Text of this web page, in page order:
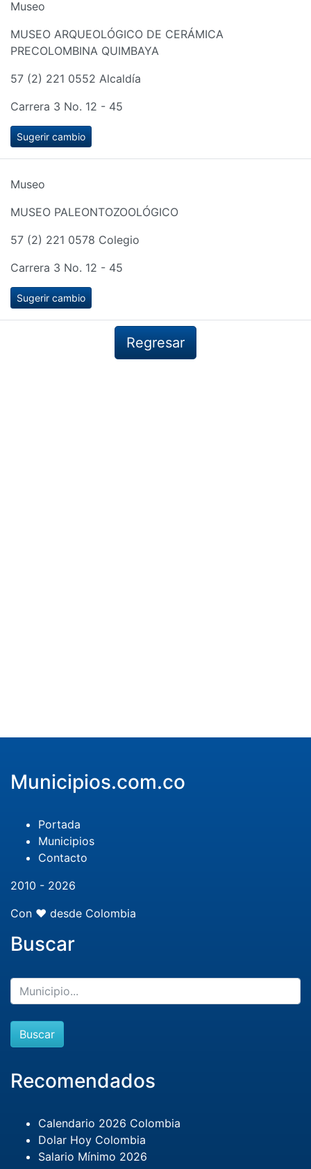
Museo
MUSEO ARQUEOLÓGICO DE CERÁMICA
PRECOLOMBINA QUIMBAYA
57 (2) 221 0552 Alcaldía
Carrera 3 No. 12 - 45
Sugerir cambio
Museo
MUSEO PALEONTOZOOLÓGICO
57 (2) 221 0578 Colegio
Carrera 3 No. 12 - 45
Sugerir cambio
Regresar
Municipios.com.co
Portada
Municipios
Contacto
2010 - 2026
Con ❤️ desde Colombia
Buscar
Buscar
Recomendados
Calendario 2026 Colombia
Dolar Hoy Colombia
Salario Mínimo 2026